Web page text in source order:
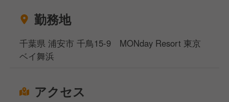
勤務地
千葉県 浦安市 千鳥15-9 MONday Resort 東京
ベイ舞浜
アクセス